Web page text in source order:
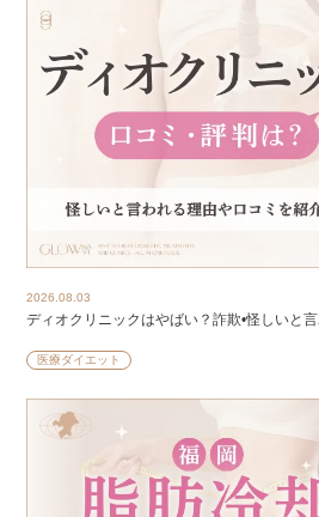
2026.08.03
ディオクリニックはやばい？詐欺•怪しいと
医療ダイエット